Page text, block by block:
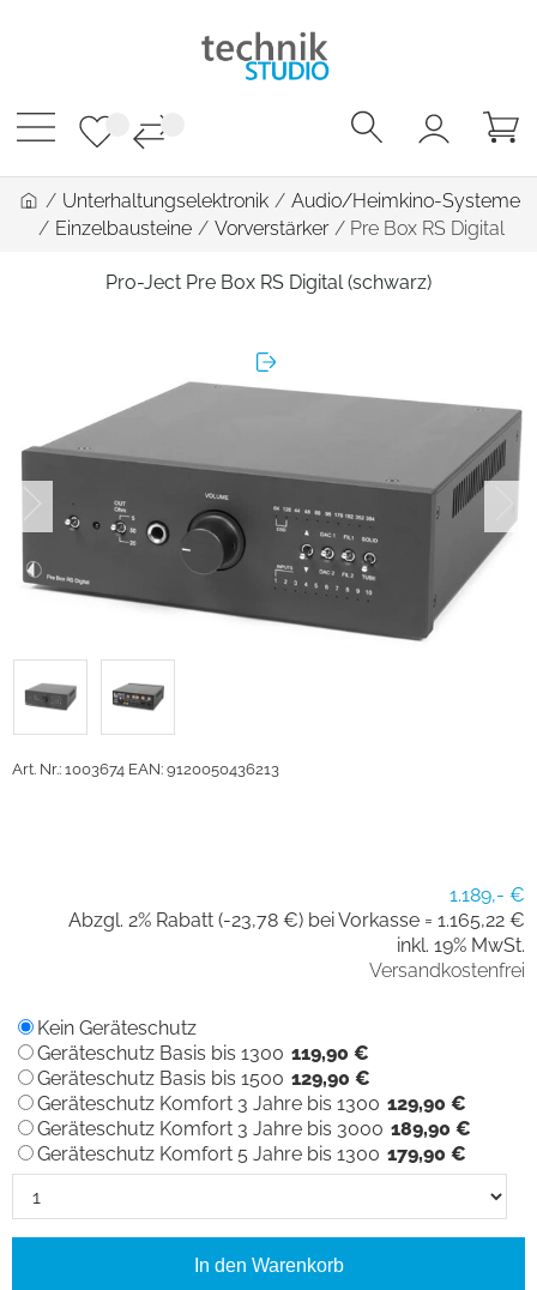
/ Unterhaltungselektronik / Audio/Heimkino-Systeme
/ Einzelbausteine / Vorverstärker/ Pre Box RS Digital
Pro-Ject Pre Box RS Digital (schwarz)
Art. Nr.: 1003674 EAN: 9120050436213
1.189,- €
Abzgl. 2% Rabatt (-23,78 €) bei Vorkasse = 1.165,22 €
inkl. 19% MwSt.
Versandkostenfrei
Kein Geräteschutz
Geräteschutz Basis bis 1300 119,90 €
Geräteschutz Basis bis 1500 129,90 €
Geräteschutz Komfort 3 Jahre bis 1300 129,90 €
Geräteschutz Komfort 3 Jahre bis 3000 189,90 €
Geräteschutz Komfort 5 Jahre bis 1300 179,90 €
In den Warenkorb